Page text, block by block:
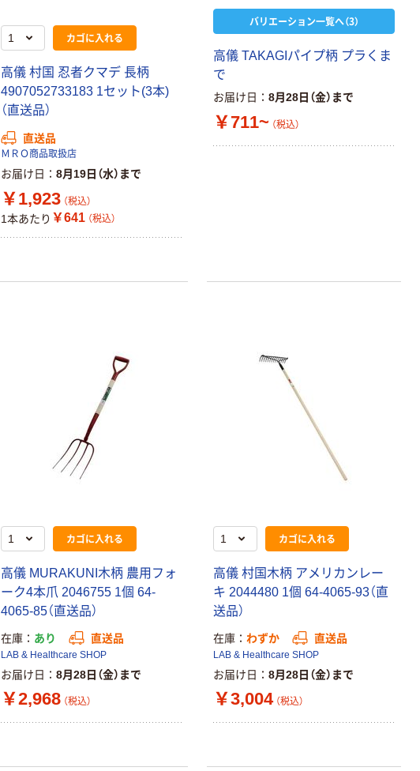
カゴに入れる
高儀 村国 忍者クマデ 長柄
4907052733183 1セット(3本)
（直送品）
直送品
ＭＲＯ商品取扱店
お届け日 8月19日（水）まで
￥1,923 （税込）
1本あたり ￥641 （税込）
バリエーション一覧へ（3）
高儀 TAKAGIパイプ柄 プラくま
で
お届け日 8月28日（金）まで
￥711~ （税込）
カゴに入れる
高儀 MURAKUNI木柄 農用フォ
ーク4本爪 2046755 1個 64-
4065-85（直送品）
在庫 あり 直送品
LAB & Healthcare SHOP
お届け日 8月28日（金）まで
￥2,968 （税込）
カゴに入れる
高儀 村国木柄 アメリカンレー
キ 2044480 1個 64-4065-93（直
送品）
在庫 わずか 直送品
LAB & Healthcare SHOP
お届け日 8月28日（金）まで
￥3,004 （税込）
証